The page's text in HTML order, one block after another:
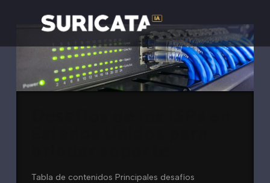
Tabla de contenidos Principales desafíos